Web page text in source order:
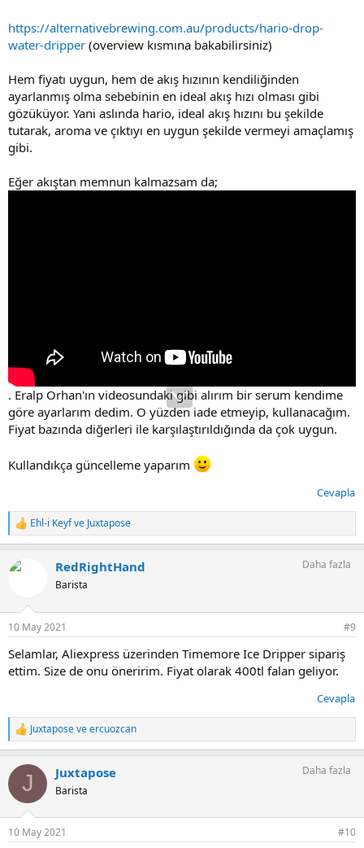
https://alternativebrewing.com.au/products/hario-drop-
water-dripper (overview kısmına bakabilirsiniz)
Hem fiyatı uygun, hem de akış hızının kendiliğinden
ayarlanmış olma sebebinin en ideal akış hızı olması gibi
gözüküyor. Yani aslında hario, ideal akış hızını bu şekilde
tutarak, aroma ve çıktıyı en uygun şekilde vermeyi amaçlamış
gibi.
Eğer akıştan memnun kalmazsam da;
. Eralp Orhan'ın videosundaki gibi alırım bir serum kendime
göre ayarlarım dedim. O yüzden iade etmeyip, kullanacağım.
Fiyat bazında diğerleri ile karşılaştırıldığında da çok uygun.
Kullandıkça güncelleme yaparım
Cevapla
T
e
k
:
Ehl-i Keyfve Juxtapose
RedRightHand
Barista
Daha fazla
10 May 2021 #9
Selamlar, Aliexpress üzerinden Timemore Ice Dripper sipariş
ettim. Size de onu öneririm. Fiyat olarak 400tl falan geliyor.
Cevapla
T
e
k
l
:
Juxtaposeveercuozcan
J Juxtapose
Barista
Daha fazla
10 May 2021 #10